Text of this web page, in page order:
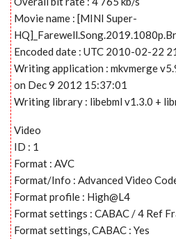
Movie name : [MINI Super-
Encoded date : UTC 2010-02-22
Writing application : mkvmerge
on Dec 9 2012 15:37:01
Writing library : libebml v1.3.0 +
Video
ID : 1
Format : AVC
Format/Info : Advanced Video
Format profile : High@L4
Format settings : CABAC / 4 Ref
Format settings, CABAC : Yes